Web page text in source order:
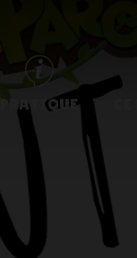
PRATIQUE